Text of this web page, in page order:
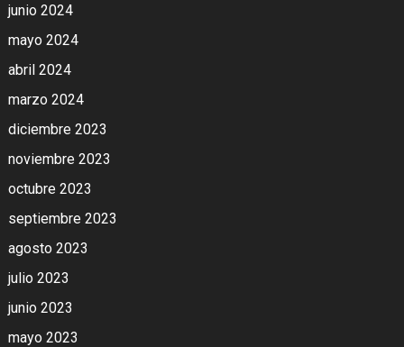
junio 2024
mayo 2024
abril 2024
marzo 2024
diciembre 2023
noviembre 2023
octubre 2023
septiembre 2023
agosto 2023
julio 2023
junio 2023
mayo 2023